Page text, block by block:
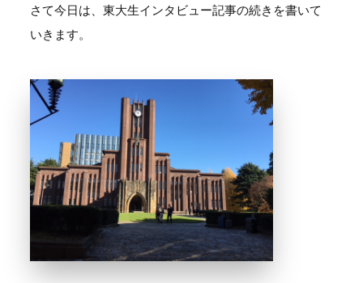
さて今日は、東大生インタビュー記事の続きを書いて
いきます。